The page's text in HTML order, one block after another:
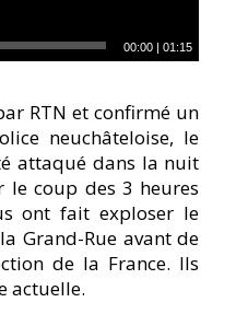
00:00 |01:15
RTN et confirmé un
neuchâteloise, le
attaqué dans la nuit
coup des 3 heures
ont fait exploser le
Grand-Rue avant de
de la France. Ils
actuelle.